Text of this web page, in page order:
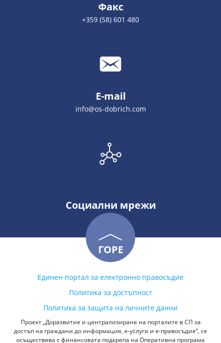
Факс
+359 (58) 601 480
E-mail
info@os-dobrich.com
Социални мрежи
ГОРЕ
Единен портал за електронно правосъдие
Политика за достъпност
Политика за защита на личните данни
Проект „Доразвитие и централизиране на порталите в СП за
достъп на граждани до информация, е-услуги и е-правосъдие“, се
осъществява с финансовата подкрепа на Оперативна програма